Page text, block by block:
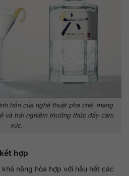
hồn của nghệ thuật pha chế, mang
và trải nghiệm thưởng thức đầy cảm
xúc.
hợp
năng hòa hợp với hầu hết các